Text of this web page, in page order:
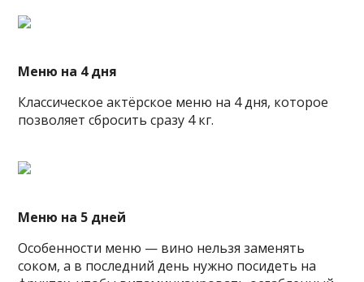
Меню на 4 дня
Классическое актёрское меню на 4 дня, которое
позволяет сбросить сразу 4 кг.
Меню на 5 дней
Особенности меню — вино нельзя заменять
соком, а в последний день нужно посидеть на